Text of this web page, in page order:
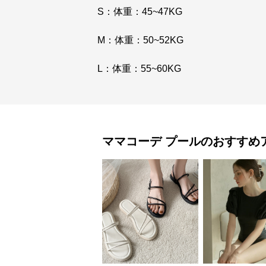
S：体重：45~47KG
M：体重：50~52KG
L：体重：55~60KG
ママコーデ プールのおすすめ